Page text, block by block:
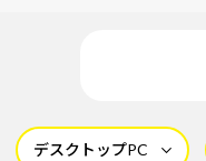
デスクトップPC